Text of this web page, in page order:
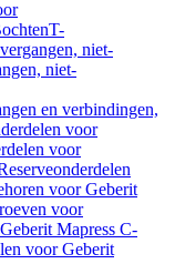
T-
niet-
niet-
en verbindingen,
voor
voor
voor Geberit
voor
Geberit Mapress C-
voor Geberit